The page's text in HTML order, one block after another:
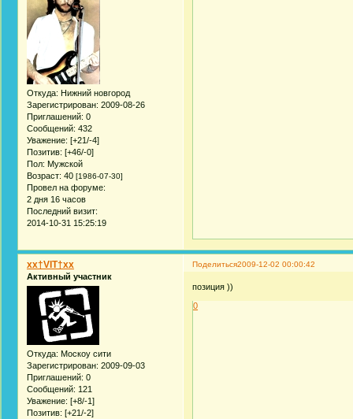
Откуда: Нижний новгород
Зарегистрирован: 2009-08-26
Приглашений: 0
Сообщений: 432
Уважение: [+21/-4]
Позитив: [+46/-0]
Пол: Мужской
Возраст: 40 [1986-07-30]
Провел на форуме:
2 дня 16 часов
Последний визит:
2014-10-31 15:25:19
Поделиться2009-12-02 00:00:42
xx†VIT†xx
Активный участник
Откуда: Москоу сити
Зарегистрирован: 2009-09-03
Приглашений: 0
Сообщений: 121
Уважение: [+8/-1]
Позитив: [+21/-2]
позиция ))
0